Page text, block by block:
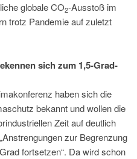
globale CO2-Ausstoß im
trotz Pandemie auf zuletzt
sich zum 1,5-Grad-
haben sich die
bekannt und wollen die
Zeit auf deutlich
zur Begrenzung
fortsetzen“. Da wird schon